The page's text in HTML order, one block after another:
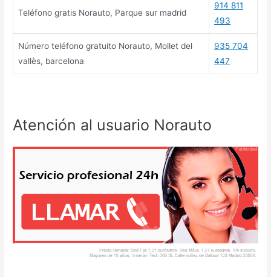
Teléfono gratis Norauto, Parque sur madrid
914 811
493
Número teléfono gratuito Norauto, Mollet del
vallès, barcelona
935 704
447
Atención al usuario Norauto